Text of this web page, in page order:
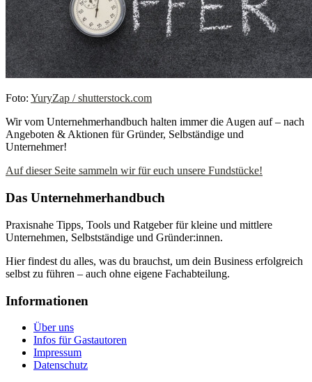
Foto: YuryZap / shutterstock.com
Wir vom Unternehmerhandbuch halten immer die Augen auf – nach
Angeboten & Aktionen für Gründer, Selbständige und
Unternehmer!
Auf dieser Seite sammeln wir für euch unsere Fundstücke!
Das Unternehmerhandbuch
Praxisnahe Tipps, Tools und Ratgeber für kleine und mittlere
Unternehmen, Selbstständige und Gründer:innen.
Hier findest du alles, was du brauchst, um dein Business erfolgreich
selbst zu führen – auch ohne eigene Fachabteilung.
Informationen
Über uns
Infos für Gastautoren
Impressum
Datenschutz